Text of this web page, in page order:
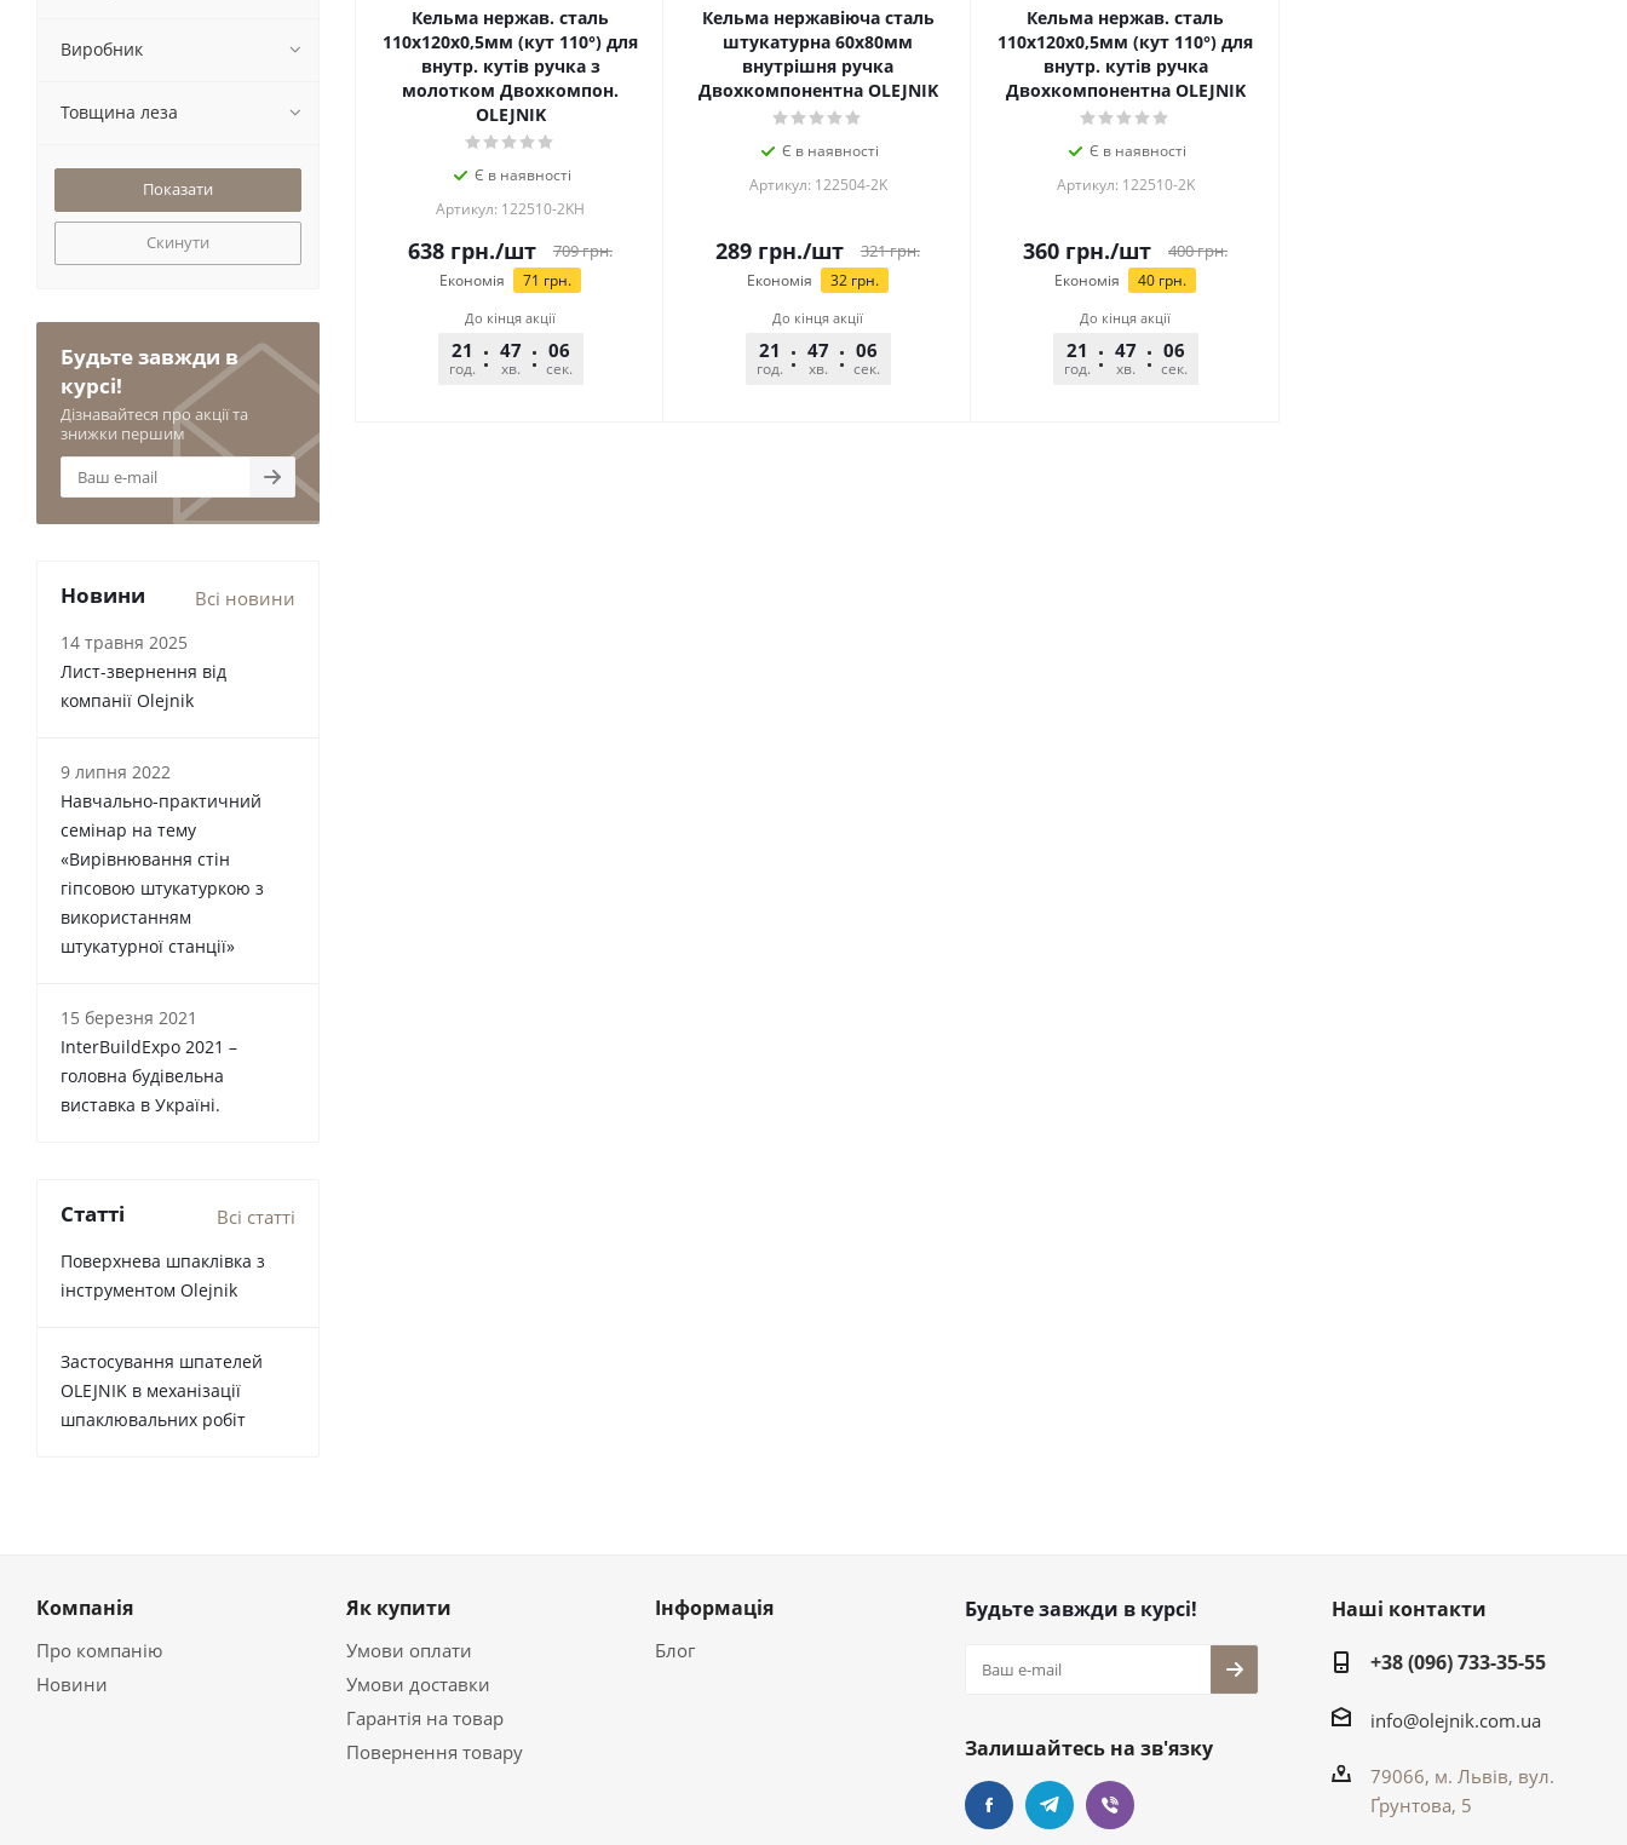
Кельма нержав. сталь
110х120х0,5мм (кут 110°) для
внутр. кутів ручка з
молотком Двохкомпон.
OLEJNIK
Є в наявності
Артикул: 122510-2KH
638 грн./шт 709грн.
Економія 71 грн.
До кінця акції
21
год.
47
хв.
06
сек.
Кельма нержавіюча сталь
штукатурна 60х80мм
внутрішня ручка
Двохкомпонентна OLEJNIK
Є в наявності
Артикул: 122504-2K
289 грн./шт 321грн.
Економія 32 грн.
До кінця акції
21
год.
47
хв.
06
сек.
Кельма нержав. сталь
110х120х0,5мм (кут 110°) для
внутр. кутів ручка
Двохкомпонентна OLEJNIK
Є в наявності
Артикул: 122510-2K
360 грн./шт 400грн.
Економія 40 грн.
До кінця акції
21
год.
47
хв.
06
сек.
Виробник
Товщина леза
Скинути
Будьте завжди в
курсі!
Дізнавайтеся про акції та
знижки першим
Новини Всі новини
14 травня 2025
Лист-звернення від
компанії Olejnik
9 липня 2022
Навчально-практичний
семінар на тему
«Вирівнювання стін
гіпсовою штукатуркою з
використанням
штукатурної станції»
15 березня 2021
InterBuildExpo 2021 –
головна будівельна
виставка в Україні.
Статті Всі статті
Поверхнева шпаклівка з
інструментом Olejnik
Застосування шпателей
OLEJNIK в механізації
шпаклювальних робіт
Компанія
Про компанію
Новини
Як купити
Умови оплати
Умови доставки
Гарантія на товар
Повернення товару
Інформація
Блог
Будьте завжди в курсі!
Залишайтесь на зв'язку
Наші контакти
+38 (096) 733-35-55
info@olejnik.com.ua
79066, м. Львів, вул.
Ґрунтова, 5